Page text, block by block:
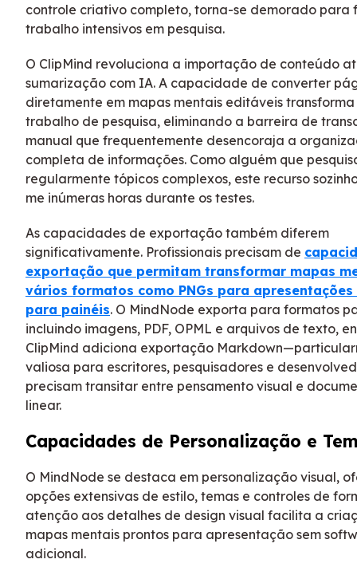
controle criativo completo, torna-se demorado para
trabalho intensivos em pesquisa.
O ClipMind revoluciona a importação de conteúdo
sumarização com IA. A capacidade de converter
diretamente em mapas mentais editáveis
trabalho de pesquisa, eliminando a barreira de
manual que frequentemente desencoraja a
completa de informações. Como alguém que
regularmente tópicos complexos, este recurso
me inúmeras horas durante os testes.
As capacidades de exportação também diferem
significativamente. Profissionais precisam de
exportação que permitam transformar mapas
vários formatos como PNGs para apresentações
para painéis. O MindNode exporta para formatos
incluindo imagens, PDF, OPML e arquivos de texto,
ClipMind adiciona exportação
valiosa para escritores, pesquisadores e
precisam transitar entre pensamento visual e
linear.
Capacidades de Personalização e
O MindNode se destaca em personalização visual,
opções extensivas de estilo, temas e controles de
atenção aos detalhes de design visual facilita a
mapas mentais prontos para apresentação sem
adicional.